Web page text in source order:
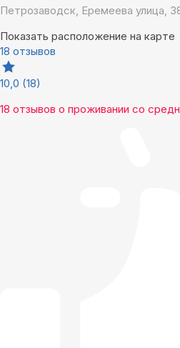
Петрозаводск, Еремеева улица,
Показать расположение на карте
18 отзывов
10,0 (18)
18 отзывов о проживании со